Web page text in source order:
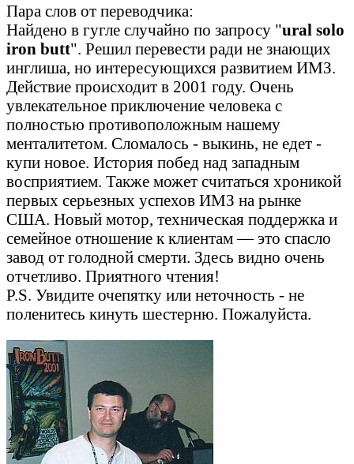
Пара слов от переводчика:
Найдено в гугле случайно по запросу "ural solo
iron butt". Решил перевести ради не знающих
инглиша, но интересующихся развитием ИМЗ.
Действие происходит в 2001 году. Очень
увлекательное приключение человека с
полностью противоположным нашему
менталитетом. Сломалось - выкинь, не едет -
купи новое. История побед над западным
восприятием. Также может считаться хроникой
первых серьезных успехов ИМЗ на рынке
США. Новый мотор, техническая поддержка и
семейное отношение к клиентам — это спасло
завод от голодной смерти. Здесь видно очень
отчетливо. Приятного чтения!
P.S. Увидите очепятку или неточность - не
поленитеcь кинуть шестерню. Пожалуйста.